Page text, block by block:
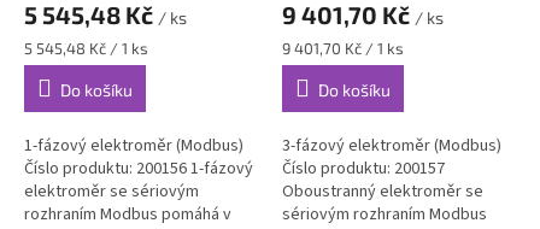
5 545,48 Kč / ks
Měrná
cena:
5 545,48 Kč / 1 ks
Do košíku
1-fázový elektroměr (Modbus)
Číslo produktu: 200156 1-fázový
elektroměr se sériovým
rozhraním Modbus pomáhá v
9 401,70 Kč / ks
Měrná
cena:
9 401,70 Kč / 1 ks
Do košíku
3-fázový elektroměr (Modbus)
Číslo produktu: 200157
Oboustranný elektroměr se
sériovým rozhraním Modbus